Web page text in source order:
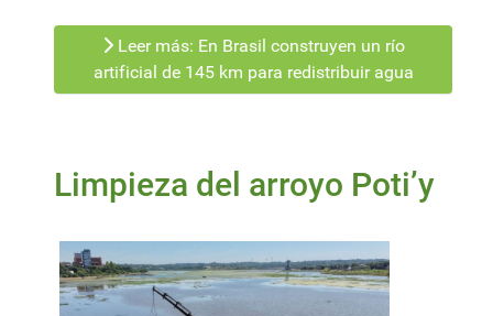
Leer más: En Brasil construyen un río
artificial de 145 km para redistribuir agua
Limpieza del arroyo Poti’y